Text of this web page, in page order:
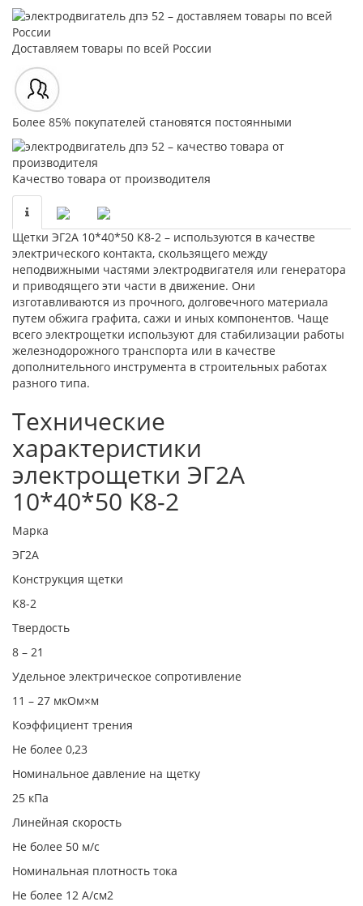
Доставляем товары по всей России
Более 85% покупателей становятся постоянными
Качество товара от производителя
Щетки ЭГ2А 10*40*50 К8-2 – используются в качестве
электрического контакта, скользящего между
неподвижными частями электродвигателя или генератора
и приводящего эти части в движение. Они
изготавливаются из прочного, долговечного материала
путем обжига графита, сажи и иных компонентов. Чаще
всего электрощетки используют для стабилизации работы
железнодорожного транспорта или в качестве
дополнительного инструмента в строительных работах
разного типа.
Технические
характеристики
электрощетки ЭГ2А
10*40*50 К8-2
Марка
ЭГ2А
Конструкция щетки
К8-2
Твердость
8 – 21
Удельное электрическое сопротивление
11 – 27 мкОм×м
Коэффициент трения
Не более 0,23
Номинальное давление на щетку
25 кПа
Линейная скорость
Не более 50 м/с
Номинальная плотность тока
Не более 12 А/см2